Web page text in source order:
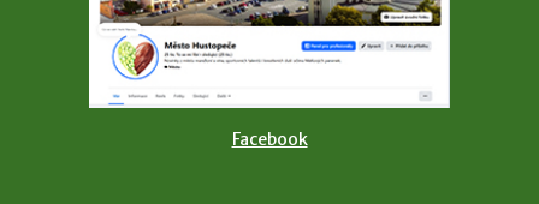
Facebook